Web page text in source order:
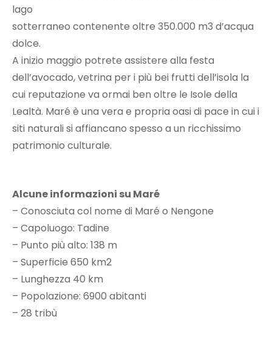
lago
sotterraneo contenente oltre 350.000 m3 d’acqua
dolce.
A inizio maggio potrete assistere alla festa
dell’avocado, vetrina per i più bei frutti dell’isola la
cui reputazione va ormai ben oltre le Isole della
Lealtà. Maré è una vera e propria oasi di pace in cui i
siti naturali si affiancano spesso a un ricchissimo
patrimonio culturale.
Alcune informazioni su Maré
– Conosciuta col nome di Maré o Nengone
– Capoluogo: Tadine
– Punto più alto: 138 m
– Superficie 650 km2
– Lunghezza 40 km
– Popolazione: 6900 abitanti
– 28 tribù